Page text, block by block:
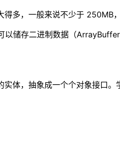
多，一般来说不少于 250MB，
储存二进制数据（
体，抽象成一个个对象接口。